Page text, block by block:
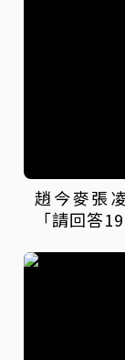
趙今麥張凌
「請回答